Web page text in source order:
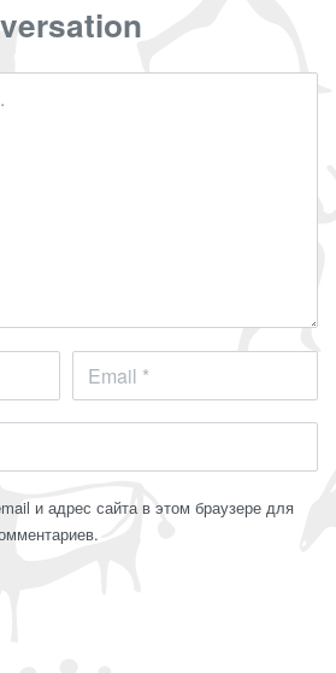
и адрес сайта в этом браузере для